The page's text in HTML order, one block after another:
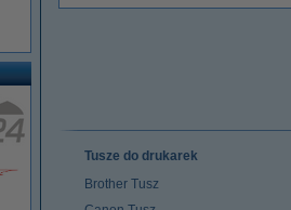
Tusze do drukarek
Brother Tusz